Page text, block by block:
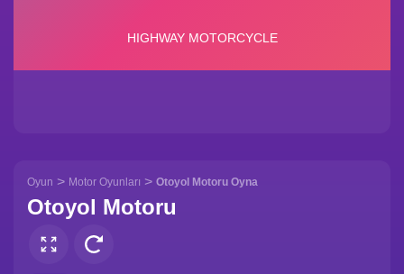
Oyun > Motor Oyunları > Otoyol Motoru Oyna
Otoyol Motoru